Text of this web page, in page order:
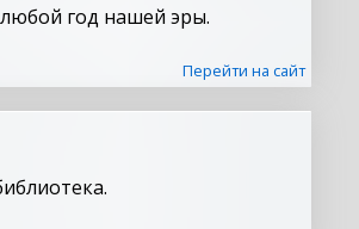
год нашей эры.
Перейти на сайт